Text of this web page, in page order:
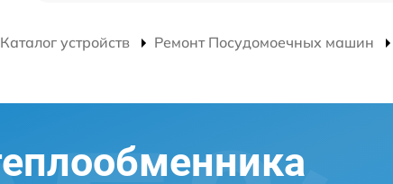
Каталог устройств Ремонт Посудомоечных машин